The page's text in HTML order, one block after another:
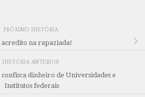
PRÓXIMO HISTÓRIA
acredito na rapaziada!
HISTÓRIA ANTERIOR
dinheiro de Universidades e
Institutos federais